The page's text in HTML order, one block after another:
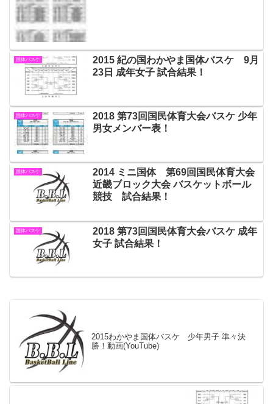
国体バスケ
2015 紀の国わかやま国体バスケ 9月
23日 成年女子 試合結果！
国体バスケ
2018 第73回国民体育大会バスケ 少年
男女メンバー表！
国体バスケ
2014 ミニ国体 第69回国民体育大会
近畿ブロック大会 バスケットボール
競技 試合結果！
国体バスケ
2018 第73回国民体育大会バスケ 成年
女子 試合結果！
2015わかやま国体バスケ 少年男子 準々決
勝！動画(YouTube)